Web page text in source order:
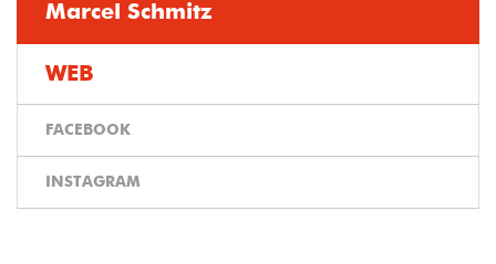
Marcel Schmitz
WEB
FACEBOOK
INSTAGRAM